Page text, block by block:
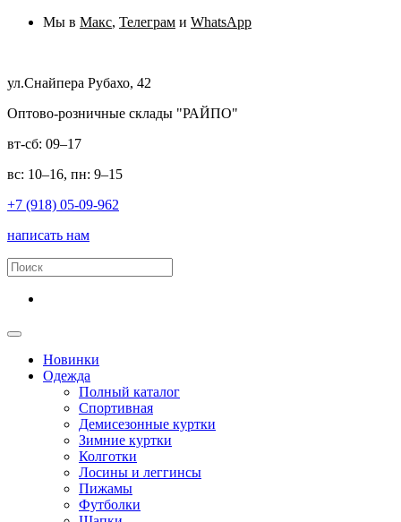
Мы в Макс, Телеграм и WhatsApp
ул.Снайпера Рубахо, 42
Оптово-розничные склады "РАЙПО"
вт-сб: 09–17
вс: 10–16, пн: 9–15
+7 (918) 05-09-962
написать нам
Новинки
Одежда
Полный каталог
Спортивная
Демисезонные куртки
Зимние куртки
Колготки
Лосины и леггинсы
Пижамы
Футболки